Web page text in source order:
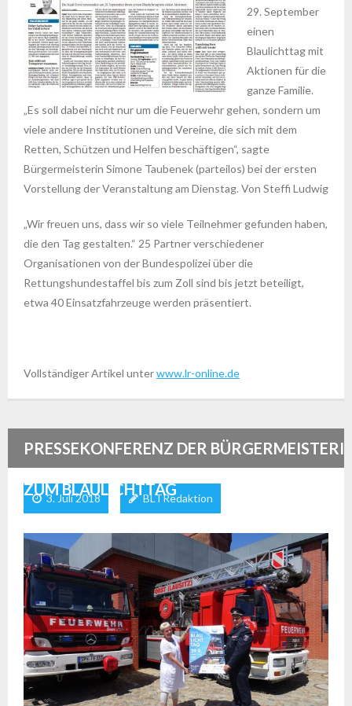
29. September
einen
Blaulichttag mit
Aktionen für die
ganze Familie.
„Es soll dabei nicht nur um die Feuerwehr gehen, sondern um
viele andere Institutionen und Vereine, die sich mit dem
Retten, Schützen und Helfen beschäftigen“, sagte
Bürgermeisterin Simone Taubenek (parteilos) bei der ersten
Vorstellung der Veranstaltung am Dienstag. Von Steffi Ludwig
„Wir freuen uns, dass wir so viele Teilnehmer gefunden haben,
die den Tag gestalten.“ 25 Partner verschiedener
Organisationen von der Bundespolizei über die
Rettungshundestaffel bis zum Zoll sind bis jetzt beteiligt,
etwa 40 Einsatzfahrzeuge werden präsentiert.
Vollständiger Artikel unterwww.lr-online.de
PRESSEKONFERENZ DER
ZUM BLAULICHTTAG
3. Juli 2018 BLTRedaktion